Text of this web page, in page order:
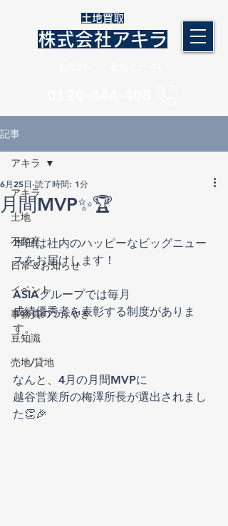
​土地買取
株式会社アキラ
記事
アキラ
土地
不動産
日常＆お知らせ
イベント
事務員のつぶやき
豆知識
売地/貸地
アキラ
月間MVP✨🏆
6月25日 読了時間: 1分
本日は社内のハッピーなビッグニュー
スをお届けします！
ASIAグループでは毎月
成績優秀者を表彰する制度がありま
す。
なんと、4月の月間MVPに
越谷営業所の梅澤所長が選出されまし
た👏🎉